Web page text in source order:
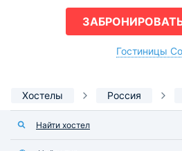
Гостиницы
Хостелы Россия
Найти хостел